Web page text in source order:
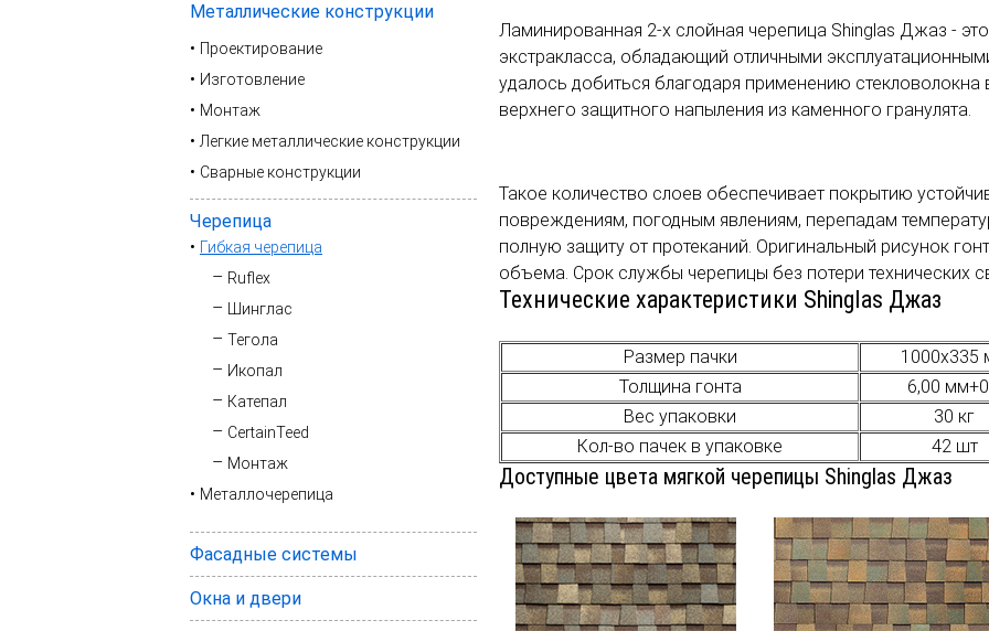
Металлические конструкции
Проектирование
Изготовление
Монтаж
Легкие металлические конструкции
Сварные конструкции
Черепица
Гибкая черепица
Ruflex
Шинглас
Тегола
Икопал
Катепал
CertainTeed
Монтаж
Металлочерепица
Фасадные системы
Окна и двери
Ламинированная 2-х слойная черепица Shinglas Джаз -
экстракласса, обладающий отличными
удалось добиться благодаря применению стекловолокна
верхнего защитного напыления из каменного гранулята.
Такое количество слоев обеспечивает покрытию
повреждениям, погодным явлениям, перепадам
полную защиту от протеканий. Оригинальный рисунок
объема. Срок службы черепицы без потери технических
Технические характеристики Shinglas Джаз
Размер пачки
1000х335
Толщина гонта
6,00
Вес упаковки
30 кг
Кол-во пачек в упаковке
42 шт
Доступные цвета мягкой черепицы Shinglas Джаз